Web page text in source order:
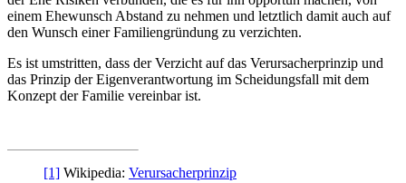
einem Ehewunsch Abstand zu nehmen und letztlich damit auch auf
den Wunsch einer Familien­gründung zu verzichten.
Es ist umstritten, dass der Verzicht auf das Verursacher­prinzip und
das Prinzip der Eigen­verantwortung im Scheidungsfall mit dem
Konzept der Familie vereinbar ist.
[1] Wikipedia: Verursacher­prinzip